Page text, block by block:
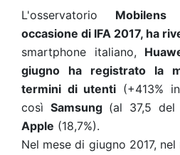
L'osservatorio
occasione di IFA 2017, ha
smartphone italiano,
giugno ha registrato la
termini di utenti (+413%
così Samsung(al 37,5 del
Apple (18,7%).
Nel mese di giugno 2017,